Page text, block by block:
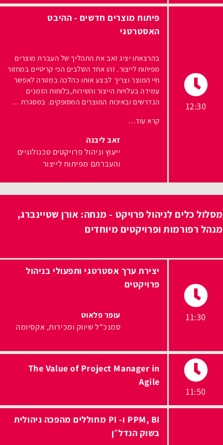
12:30
פיתוח מוצרים חדשים - ההיבט
האסטרטגי
בהרצאתו יציג זאב את התהליך של העברת מוצרים
מפיתוח לייצור. זהו אחד השלבים הכי קריטיים במחזור
חיי המוצר וצריך לבצע אותו כהלכה במטרה לאפשר
עמידה בעלויות הייצור והשירות,בלוחות הזמנים
הנדרשים ובאיכות המוצרים המסופקים. במסגרת ...
קרא עוד...
זאב ליבנה
ייעוץ וניהול פרויקטים טכנולוגיים
והעברתם מפיתוח לייצור
מסלול כלים לניהול פרויקט - מנחה: אורן שטיינברג,
מנהל רפורמות ופרויקטים מיוחדים
11:30
יצירת ערך אסטרטגי ותפעולי בניהול
פרויקטים
עופר פלאוט
סמנכ"ל שיווק ומכירות אקסיומה
11:50
The Value of Project Manager in
Agile
PPM, BI ו- PI מחוללים מהפכה ניהולית
בשוק הנדל״ן